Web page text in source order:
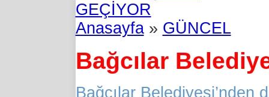
GEÇİYOR
Anasayfa» GÜNCEL
Bağcılar
Bağcılar Belediyesi’nden